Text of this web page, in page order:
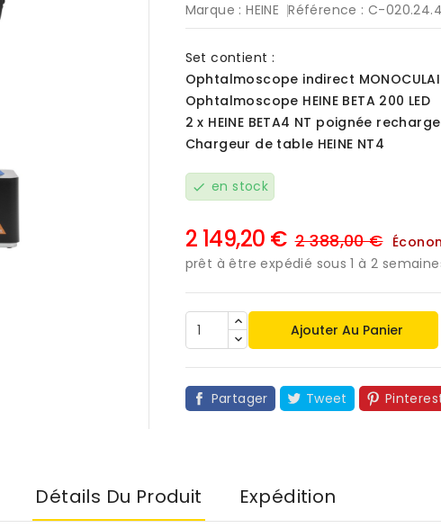
Marque : HEINE Référence : C-
Set contient :
Ophtalmoscope indirect
Ophtalmoscope HEINE BETA 200 LED
2 x HEINE BETA4 NT poignée
Chargeur de table HEINE NT4
check en stock
2 149,20 € 2 388,00 €
prêt à être expédié sous 1 à 2
Ajouter Au Panier
Partager Tweet
Détails Du Produit Expédition